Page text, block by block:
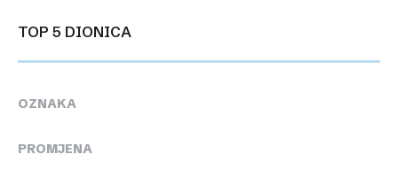
TOP 5 DIONICA
OZNAKA
PROMJENA